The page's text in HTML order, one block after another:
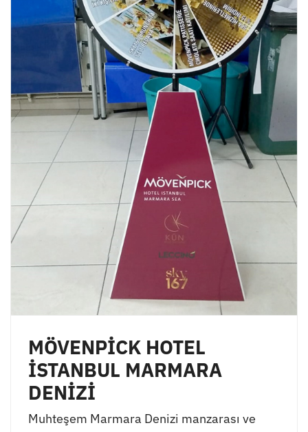
MÖVENPİCK HOTEL
İSTANBUL MARMARA
DENİZİ
Muhteşem Marmara Denizi manzarası ve